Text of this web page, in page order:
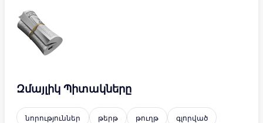
Զմայլիկ Պիտակները
նորություններ թերթ թուղթ գլորված